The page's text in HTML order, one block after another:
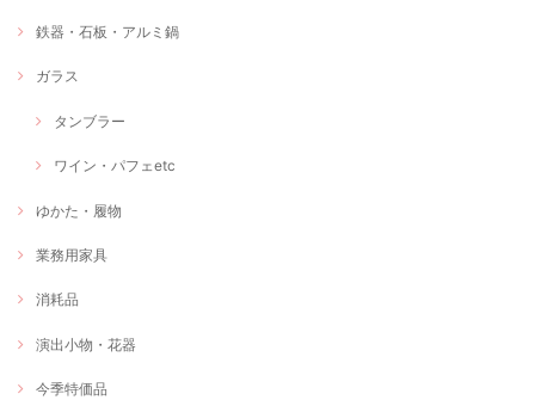
鉄器・石板・アルミ鍋
ガラス
タンブラー
ワイン・パフェetc
ゆかた・履物
業務用家具
消耗品
演出小物・花器
今季特価品